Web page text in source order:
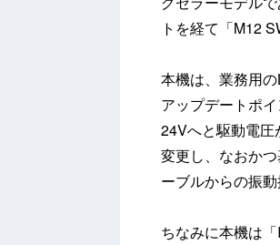
トを経て「M12
本機は、業務用
アップデートポ
24Vへと駆動電圧
変更し、なおか
ーブルからの振
ちなみに本機は